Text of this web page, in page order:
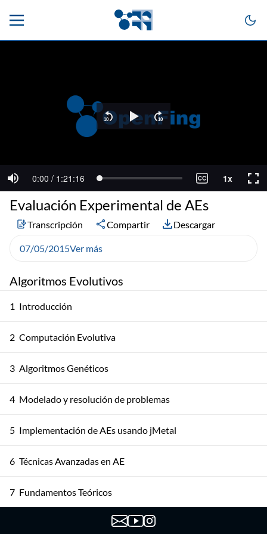
Algoritmos Evolutivos
1 Introducción
2 Computación Evolutiva
3 Algoritmos Genéticos
4 Modelado y resolución de problemas
5 Implementación de AEs usando jMetal
6 Técnicas Avanzadas en AE
7 Fundamentos Teóricos
Evaluación Experimental de AEs
Transcripción Compartir Descargar
07/05/2015Ver más